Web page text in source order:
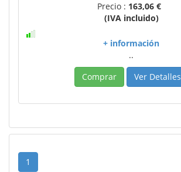
Precio : 163,06 €
(IVA incluido)
+ información
..
Comprar
Ver Detalles
1